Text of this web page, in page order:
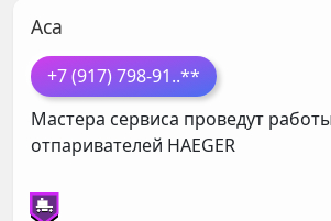
Аса
+7 (917) 798-91..**
Мастера сервиса проведут
отпаривателей HAEGER